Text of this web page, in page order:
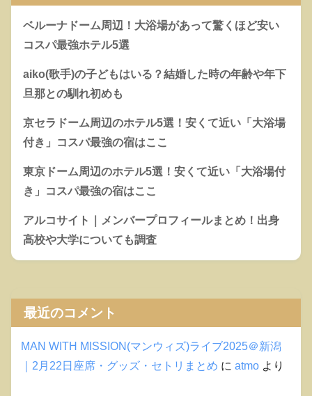
ベルーナドーム周辺！大浴場があって驚くほど安い
コスパ最強ホテル5選
aiko(歌手)の子どもはいる？結婚した時の年齢や年下
旦那との馴れ初めも
京セラドーム周辺のホテル5選！安くて近い「大浴場
付き」コスパ最強の宿はここ
東京ドーム周辺のホテル5選！安くて近い「大浴場付
き」コスパ最強の宿はここ
アルコサイト｜メンバープロフィールまとめ！出身
高校や大学についても調査
最近のコメント
MAN WITH MISSION(マンウィズ)ライブ2025＠新潟
｜2月22日座席・グッズ・セトリまとめ に atmo より